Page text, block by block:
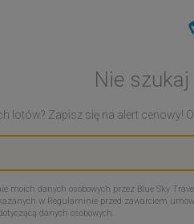
Nie
lotów? Zapisz się na alert cenowy!
moich danych osobowych przez Blue Sky
w Regulaminie przed zawarciem
danych osobowych.